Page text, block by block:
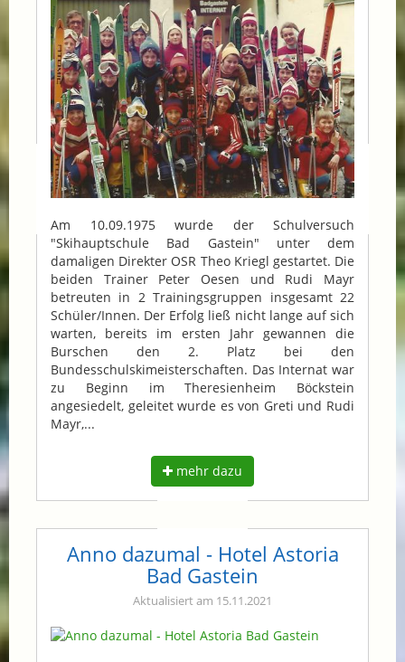
Am 10.09.1975 wurde der Schulversuch
"Skihauptschule Bad Gastein" unter dem
damaligen Direkter OSR Theo Kriegl gestartet. Die
beiden Trainer Peter Oesen und Rudi Mayr
betreuten in 2 Trainingsgruppen insgesamt 22
Schüler/Innen. Der Erfolg ließ nicht lange auf sich
warten, bereits im ersten Jahr gewannen die
Burschen den 2. Platz bei den
Bundesschulskimeisterschaften. Das Internat war
zu Beginn im Theresienheim Böckstein
angesiedelt, geleitet wurde es von Greti und Rudi
Mayr,...
mehr dazu
Anno dazumal - Hotel Astoria
Bad Gastein
Aktualisiert am 15.11.2021